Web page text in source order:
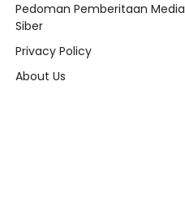
Pedoman Pemberitaan Media
Siber
Privacy Policy
About Us